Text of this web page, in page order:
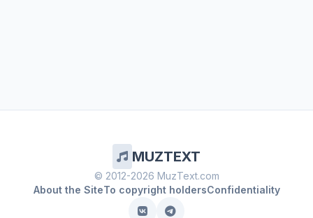
MUZTEXT
© 2012-2026 MuzText.com
About the SiteTo copyright holdersConfidentiality